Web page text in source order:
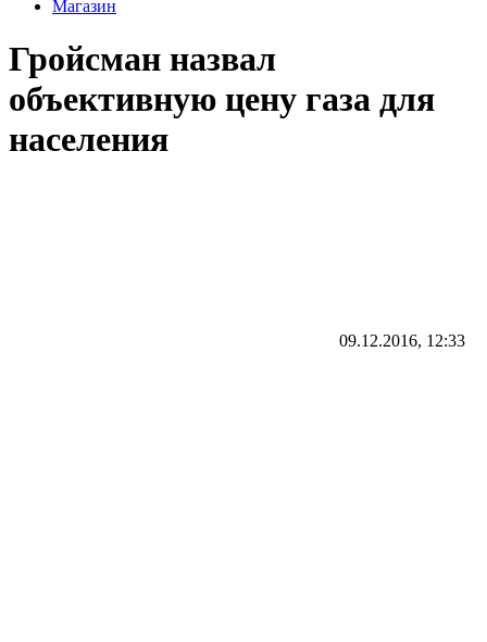
Магазин
Гройсман назвал
объективную цену газа для
населения
09.12.2016, 12:33